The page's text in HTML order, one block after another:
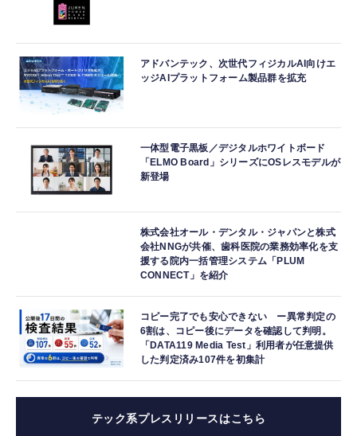
アドバンテック、次世代フィジカルAI向けエ
ッジAIプラットフォーム製品群を拡充
一体型電子黒板／デジタルホワイトボード
「ELMO Board」シリーズにOSレスモデルが
新登場
株式会社オール・デンタル・ジャパンと株式
会社NNGが共催、歯科医院の業務効率化を支
援する院内一括管理システム「PLUM
CONNECT」を紹介
コピー完了でも安心できない ー異常判定の
6割は、コピー後にデータを確認して判明。
「DATA119 Media Test」利用者が任意提供
した判定済み107件を初集計
テック系プレスリリースはこちら